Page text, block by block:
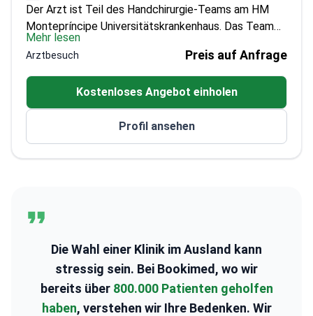
Der Arzt ist Teil des Handchirurgie-Teams am HM
Montepríncipe Universitätskrankenhaus. Das Team
umfasst einen Leiter der Traumatologie und
Orthopädischen Chirurgie, einen in der Handchirurgie
ausgebildeten Chirurgen vom Christine M. Kleinert
Institute in Louisville, Kentucky, USA, und einen
Chirurgen mit einem europäischen Diplom in
Handchirurgie von der Europäischen Föderation für
Handchirurgie (FESSH).
Mehr lesen
Arztbesuch Preis auf Anfrage
Kostenloses Angebot einholen
Profil ansehen
Die Wahl einer Klinik im Ausland kann
stressig sein. Bei Bookimed, wo wir
bereits über 800.000 Patienten geholfen
haben, verstehen wir Ihre Bedenken. Wir